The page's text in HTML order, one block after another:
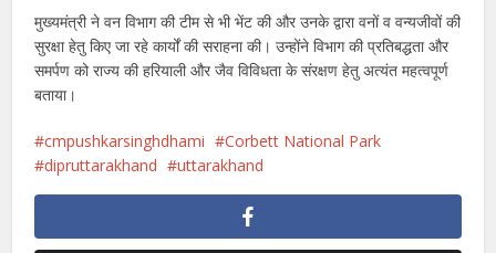
मुख्यमंत्री ने वन विभाग की टीम से भी भेंट की और उनके द्वारा वनों व वन्यजीवों की
सुरक्षा हेतु किए जा रहे कार्यों की सराहना की। उन्होंने विभाग की प्रतिबद्धता और
समर्पण को राज्य की हरियाली और जैव विविधता के संरक्षण हेतु अत्यंत महत्वपूर्ण
बताया।
cmpushkarsinghdhami
Corbett National Park
dipruttarakhand
uttarakhand